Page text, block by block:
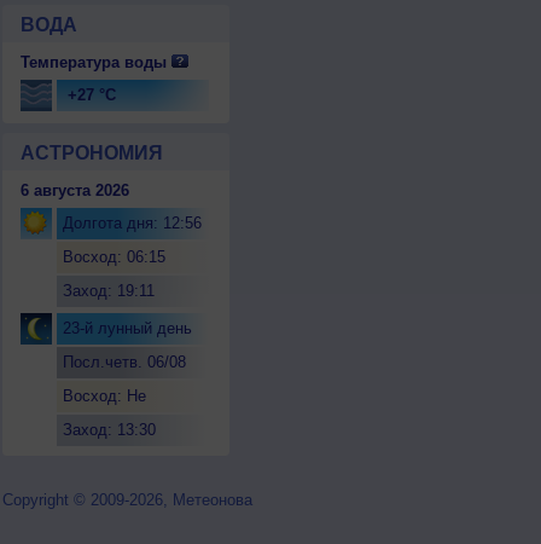
ВОДА
Температура воды
+27 °C
АСТРОНОМИЯ
6 августа 2026
Долгота дня: 12:56
Восход: 06:15
Заход: 19:11
23-й лунный день
Посл.четв. 06/08
Восход: Не
Заход: 13:30
Copyright © 2009-2026, Метеонова